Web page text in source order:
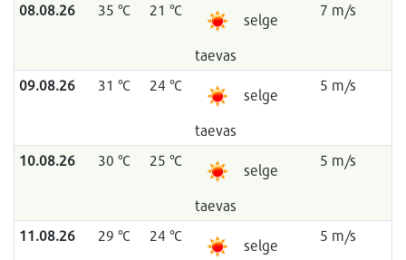
08.08.26 35 °C 21 °C
selge
taevas
7 m/s
09.08.26 31 °C 24 °C
selge
taevas
5 m/s
10.08.26 30 °C 25 °C
selge
taevas
5 m/s
11.08.26 29 °C 24 °C
selge
5 m/s